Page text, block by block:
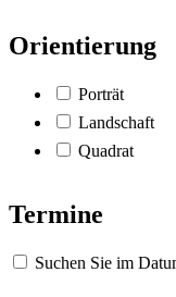
Orientierung
Porträt
Landschaft
Quadrat
Termine
Suchen Sie im